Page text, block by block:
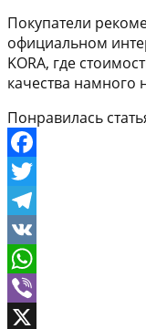
Покупатели
официальном
KORA, где
качества намного
Понравилась
Facebook
Twitter
Telegram
VK
WhatsApp
Viber